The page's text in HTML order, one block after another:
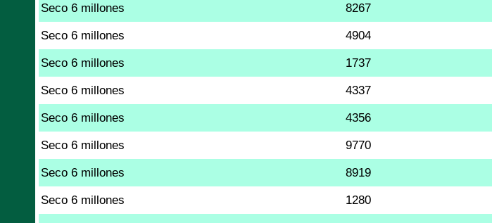
Seco 6 millones 8267
Seco 6 millones 4904
Seco 6 millones 1737
Seco 6 millones 4337
Seco 6 millones 4356
Seco 6 millones 9770
Seco 6 millones 8919
Seco 6 millones 1280